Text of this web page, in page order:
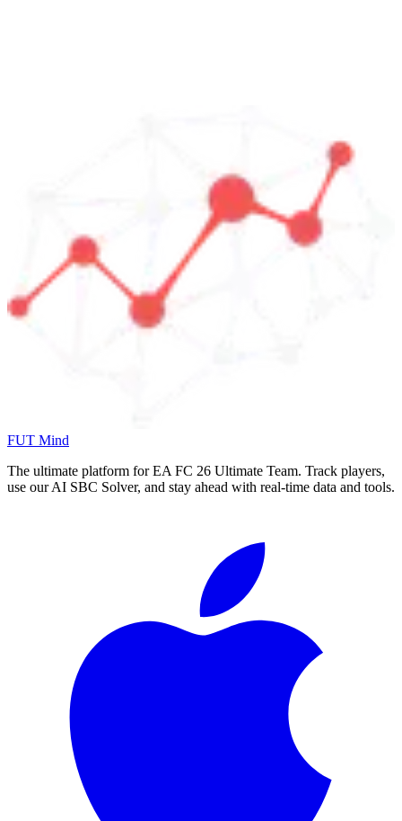
FUT Mind
The ultimate platform for EA FC 26 Ultimate Team. Track players,
use our AI SBC Solver, and stay ahead with real-time data and tools.